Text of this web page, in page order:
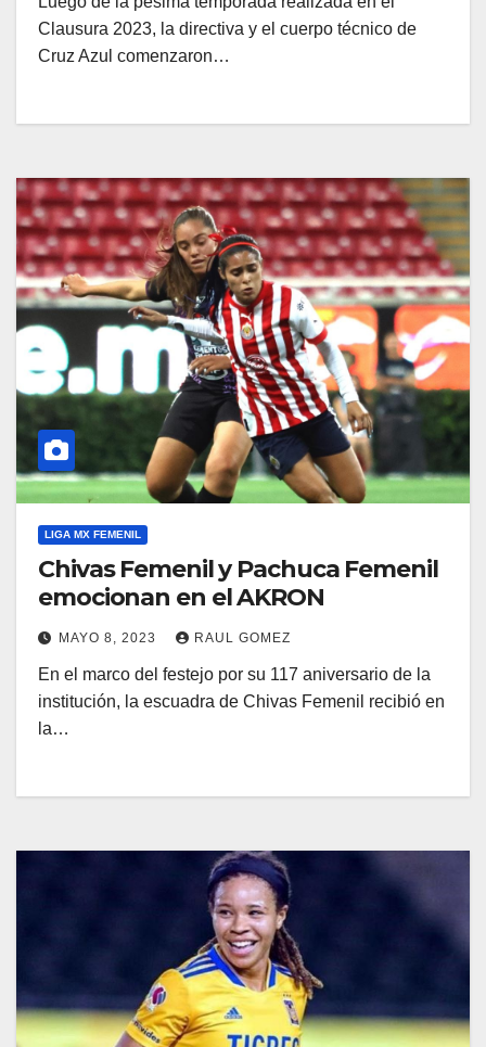
Clausura 2023, la directiva y el cuerpo técnico de
Cruz Azul comenzaron…
LIGA MX FEMENIL
Chivas Femenil y Pachuca Femenil
emocionan en el AKRON
MAYO 8, 2023 RAUL GOMEZ
En el marco del festejo por su 117 aniversario de la
institución, la escuadra de Chivas Femenil recibió en
la…